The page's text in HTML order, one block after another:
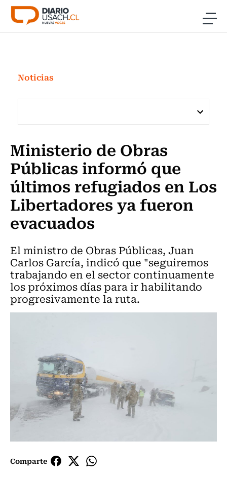
Click acá para ir directamente al contenido
Investigación
Cultura
Programas Radio y TV Usach
Noticias
Ministerio de Obras
Públicas informó que
últimos refugiados en Los
Libertadores ya fueron
evacuados
El ministro de Obras Públicas, Juan
Carlos García, indicó que "seguiremos
trabajando en el sector continuamente
los próximos días para ir habilitando
progresivamente la ruta.
Comparte